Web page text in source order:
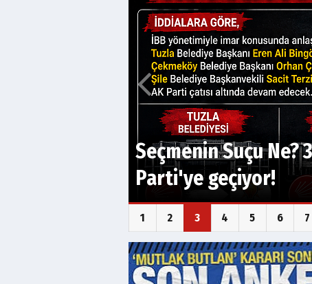
Seçmenin Suçu Ne?
Parti'ye geçiyor!
1 2 3 4 5 6 7